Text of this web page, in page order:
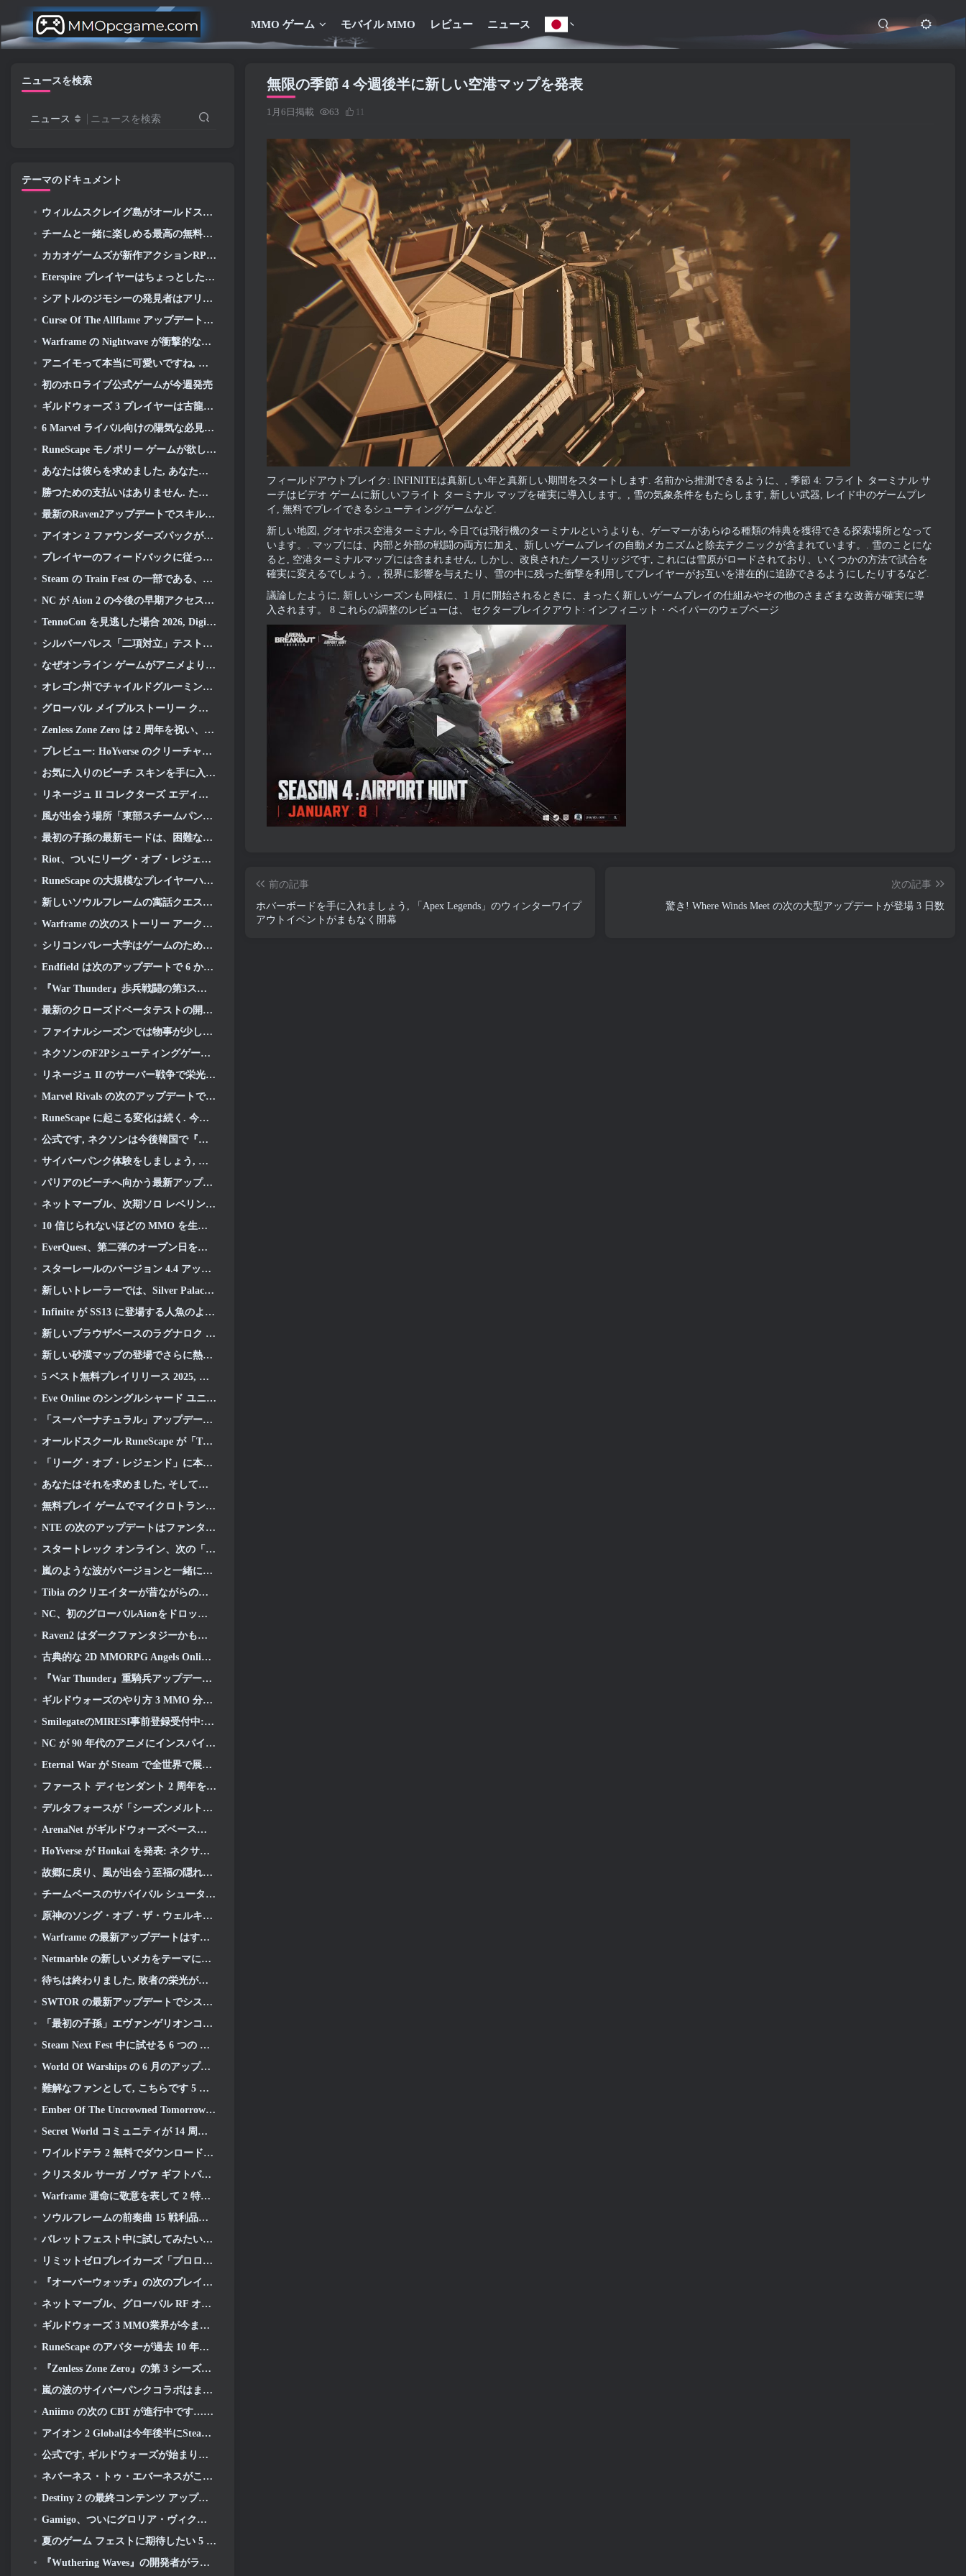
MMO ゲーム モバイル MMO レビュー ニュース
無限の季節 4 今週後半に新しい空港マップを発表
1月6日掲載 63
フィールドアウトブレイク: INFINITEは真新しい年と真新しい期間をスタートします. 名前から推測できるように、, 季節 4: フライト ターミナル サ
ーチはビデオ ゲームに新しいフライト ターミナル マップを確実に導入します。, 雪の気象条件をもたらします, 新しい武器, レイド中のゲームプレ
イ, 無料でプレイできるシューティングゲームなど.
新しい地図, グオヤポス空港ターミナル, 今日では飛行機のターミナルというよりも、ゲーマーがあらゆる種類の特典を獲得できる探索場所となって
います。. マップには、内部と外部の戦闘の両方に加え、新しいゲームプレイの自動メカニズムと除去テクニックが含まれています。. 雪のことにな
ると, 空港ターミナルマップには含まれません, しかし、改良されたノースリッジです, これには雪原がロードされており、いくつかの方法で試合を
確実に変えるでしょう。, 視界に影響を与えたり、雪の中に残った衝撃を利用してプレイヤーがお互いを潜在的に追跡できるようにしたりするなど.
議論したように, 新しいシーズンも同様に、1 月に開始されるときに、まったく新しいゲームプレイの仕組みやその他のさまざまな改善が確実に導
入されます。 8 これらの調整のレビューは、 セクターブレイクアウト: インフィニット・ベイパーのウェブページ
前の記事
ホバーボードを手に入れましょう, 「Apex Legends」のウィンターワイプ
アウトイベントがまもなく開幕
次の記事
驚き! Where Winds Meet の次の大型アップデートが登場 3 日数
ニュースを検索
ニュース ニュースを検索
テーマのドキュメント
ウィルムスクレイグ島がオールドスクール RuneScape で探索できるようになりました
チームと一緒に楽しめる最高の無料プレイ ゲーム (2026)
カカオゲームズが新作アクションRPGを発表, ガーディアンメイデン
Eterspire プレイヤーはちょっとしたタイムトラベルができるようになりました…お楽しみとして
シアトルのジモシーの発見者はアリーナネットと関係がある, もちろん、彼らはそれをギルドウォーズに追加しています 2
Curse Of The Allflame アップデートに続き、Path Of Exile がフィードバックに基づいていくつかの変更を発表
Warframe の Nightwave が衝撃的な方法で復活しようとしている
アニイモって本当に可愛いですね, そしてプリティ・チル
初のホロライブ公式ゲームが今週発売
ギルドウォーズ 3 プレイヤーは古龍が目覚める前にティリアの世界を体験できるようになります
6 Marvel ライバル向けの陽気な必見のオーディオ MOD
RuneScape モノポリー ゲームが欲しい人? 誰かが途中にいるから
あなたは彼らを求めました, あなたはそれらを手に入れています. ドラゴンがアルビオンオンラインにやってくる
勝つための支払いはありません. ただのラグナロク. Origin Classic が 7 月に発売 23
最新のRaven2アップデートでスキル覚醒システムが導入, プレイヤーにスキルを向上させるためのより多くの方法を提供する
アイオン 2 ファウンダーズパックが購入可能, 5 日間の早期アクセスが完了します
プレイヤーのフィードバックに従ってください, リーグ・オブ・レジェンドのクラシックプレイヤーはクラシックスキンにお金を払う必要がありません
Steam の Train Fest の一部である、おそらく見逃している 8 つの無料プレイ ゲーム
NC が Aion 2 の今後の早期アクセスに関する詳細を共有
TennoCon を見逃した場合 2026, Digital Extremes がすべてのパネルを共有
シルバーパレス「二項対立」テストへの招待が終了
なぜオンライン ゲームがアニメよりも優れたアニメを作るのか
オレゴン州でチャイルドグルーミング事件を申し立て、Robloxに対して新たな訴訟を起こす
グローバル メイプルストーリー クラシック ワールド セカンド クローズド テストへのサインアップ
Zenless Zone Zero は 2 周年を祝い、プレイヤーに無料の S ランク エージェントの選択を提供します
プレビュー: HoYverse のクリーチャー収集ゲーム Honkai について知っておくべきこと: リンクソウル
お気に入りのビーチ スキンを手に入れましょう, オーバーウォッチに夏のゲームが帰ってきた
リネージュ II コレクターズ エディションのビニール アルバムで 22 周年を祝う
風が出会う場所「東部スチームパンク」バージョン 2.0
最初の子孫の最新モードは、困難なヴォイド迎撃戦と深層を融合させます
Riot、ついにリーグ・オブ・レジェンドのクラシックモードの発売日を明らかに
RuneScape の大規模なプレイヤーハウジングアップデートを待つのはもう終わりです
新しいソウルフレームの寓話クエストが発表されました
Warframe の次のストーリー アークはプレイヤーをまったく新しいスター チャートに連れて行きます, タウシステム
シリコンバレー大学はゲームのための奨学金を提供していますが、その要件のいくつかは興味深いものです
Endfield は次のアップデートで 6 か月間の工場とジップラインを祝う
『War Thunder』歩兵戦闘の第3ステージクローズドベータテストが発表
最新のクローズドベータテストの開始に伴い、新しいAniimoトレーラーが公開されました
ファイナルシーズンでは物事が少しレトロになります 11 アップデート
ネクソンのF2Pシューティングゲーム『サドンアタック ゼロポイント』最終クローズドβテストが本日スタート
リネージュ II のサーバー戦争で栄光のために戦いましょう
Marvel Rivals の次のアップデートでは神との戦いが始まります
RuneScape に起こる変化は続く. 今回はプレイヤーハウジングです
公式です, ネクソンは今後韓国で『オーバーウォッチ』を出版する予定
サイバーパンク体験をしましょう, サイバー精神病を完全に抱えている, 『Apex Legends』の次のクロスオーバーイベントで
パリアのビーチへ向かう最新アップデート
ネットマーブル、次期ソロ レベリング ゲームの詳細を公開, ソロレベリング: KARMA アニメエキスポにて
10 信じられないほどの MMO を生み出すアニメの世界
EverQuest、第二弾のオープン日を発表 2026 タイムロック拡張サーバー
スターレールのバージョン 4.4 アップデート
新しいトレーラーでは、Silver Palace のゲームプレイを紹介します
Infinite が SS13 に登場する人魚のようなヒーローを初公開: 残光
新しいブラウザベースのラグナロク MMORPG, ラグナロクユニバースを発表
新しい砂漠マップの登場でさらに熱くなる
5 ベスト無料プレイリリース 2025, まだプレイする価値はありますか 2026?
Eve Online のシングルシャード ユニバースを動かすゲーム エンジンがオープンソースになりました
「スーパーナチュラル」アップデートでスーパーバグがスーパーアニマルロイヤルに侵入
オールドスクール RuneScape が「The Blood Moon Rises」グランドマスタークエストをドロップ, 20年にわたるクエストラインに終止符を打つ
「リーグ・オブ・レジェンド」に本当にクラシックモードが登場
あなたはそれを求めました, そしてあなたはそれを理解しています. Eterspireでギルドが利用可能になりました
無料プレイ ゲームでマイクロトランザクションが行き過ぎている?
NTE の次のアップデートはファンタジー テーブルトップ ゲームに少し寄り道します
スタートレック オンライン、次の「アンディスカバード」シーズンの開始を発表
嵐のような波がバージョンと一緒にXboxに登場 3.5 アップデート
Tibia のクリエイターが昔ながらのゾンビ MMORPG の新しいプレイテストを発表, オンラインで維持
NC、初のグローバルAionをドロップ 2 開発ビデオ, ゲームの詳細を共有する
Raven2 はダークファンタジーかもしれません, それでも夏の楽しみは終わりません
古典的な 2D MMORPG Angels Online が本日グローバルで開始
『War Thunder』重騎兵アップデートで対放射線ミサイルと電子支援手段を追加
ギルドウォーズのやり方 3 MMO 分野での革新を目指しているかもしれない
SmilegateのMIRESI事前登録受付中: 見えない未来
NC が 90 年代のアニメにインスパイアされたアート スタイルを取り入れた魔法少女 RPG を開発中
Eternal War が Steam で全世界で展開中
ファースト ディセンダント 2 周年をディセンダント フェストで祝う 2026 ストリーム
デルタフォースが「シーズンメルトダウン」を明らかに, レインボーシックス シージコラボを発表
ArenaNet がギルドウォーズベースのカードゲームを公開, ミストバウンド
HoYverse が Honkai を発表: ネクサスアニメ「進化試験」
故郷に戻り、風が出会う至福の隠れ家を取り戻す時が来ました
チームベースのサバイバル シューター タイムテイカー向けの 2 回目の「独占」ベータ テストが発表
原神のソング・オブ・ザ・ウェルキン・ムーンのストーリーラインが終わりを迎えます。. オン・ザ・ムーン
Warframe の最新アップデートはすべての宇宙お父さんを祝う
Netmarble の新しいメカをテーマにした MMORPG RF オンラインが次に世界的に開始
待ちは終わりました, 敗者の栄光が戻ってきた
SWTOR の最新アップデートでシスの遺産のストーリーラインが本日終結を迎える
「最初の子孫」エヴァンゲリオンコラボイベント開催決定
Steam Next Fest 中に試せる 6 つの MMORPG
World Of Warships の 6 月のアップデートで米国独立記念日を新しいナラティブ キャンペーンで祝う
難解なファンとして, こちらです 5 ライオット MMO に見たいもの
Ember Of The Uncrowned Tomorrow の Steam Next Fest デモを事前ダウンロードできます
Secret World コミュニティが 14 周年を祝い、一緒に解決しなければならない謎を発表
ワイルドテラ 2 無料でダウンロード可能 (そしてキープ) 期間限定
クリスタル サーガ ノヴァ ギフトパック キープレゼント
Warframe 運命に敬意を表して 2 特別なゲーム内アクティビティとタイトル付き
ソウルフレームの前奏曲 15 戦利品と釣りを再構築するアップデート
バレットフェスト中に試してみたい無料プレイゲーム 5 選
リミットゼロブレイカーズ「プロローグテスト」本日開始
『オーバーウォッチ』の次のプレイアブルキャラクターは過労のサイボーグ犯罪ボスになるようだ
ネットマーブル、グローバル RF オンラインの次回開始日を発表
ギルドウォーズ 3 MMO業界が今まさに必要としているものかもしれない
RuneScape のアバターが過去 10 年間で最大のビジュアルアップデートで全面的に刷新される
『Zenless Zone Zero』の第 3 シーズンは、天空のバンブー島への旅から始まります, そしてSteamプラットフォームへ
嵐の波のサイバーパンクコラボはまさに私がビデオゲームのクロスオーバーイベントに求めていたものです
Aniimo の次の CBT が進行中です…そして, 正式な開始期間があります
アイオン 2 Globalは今年後半にSteamとPurpleで発売予定
公式です, ギルドウォーズが始まります 3
ネバーネス・トゥ・エバーネスがこんなに早くポルシェコラボガチャをやるのは間違いだったかもしれないと思った, でも私は間違っていた
Destiny 2 の最終コンテンツ アップデートのトレーラーは雄叫びを上げています
Gamigo、ついにグロリア・ヴィクティスの復帰日を明らかに, 二度目も生き残れるか?
夏のゲーム フェストに期待したい 5 つの基本プレイ無料ゲーム
『Wuthering Waves』の開発者がラハイとロイのメカ戦闘シーケンスの作成について議論